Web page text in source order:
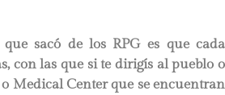
sacó de los RPG es que cada
con las que si te dirigís al pueblo o
Medical Center que se encuentran